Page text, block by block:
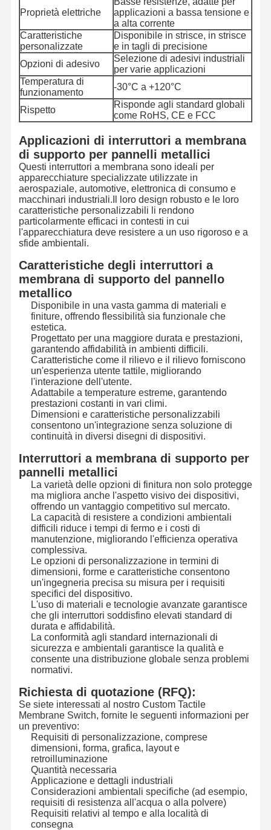
Casa. Prodotti Video Su Di Noi
Visita Alla
Fabbrica
Controllo
Della Qualità
Contattaci Notizie
Chiedi Un
Preventivo
Commutatore di membrana su ordinazione
Commutatore di membrana industriale
Commutatore di membrana flessibile
Commutatore di membrana del PWB
Commutatore di membrana di FPC
Commutatore di membrana della lampadina
Commutatore di membrana della tastiera
Commutatore del pannello della membrana
Sovrapposizioni grafiche
Circuiti in PET
Assemblaggio a cupola di metallo
Lenti PMMA
Proprietà elettriche
applicazioni a bassa tensione e
a alta corrente
Caratteristiche
personalizzate
Disponibile in strisce, in strisce
e in tagli di precisione
Opzioni di adesivo
Selezione di adesivi industriali
per varie applicazioni
Temperatura di
funzionamento
-30°C a +120°C
Rispetto
Risponde agli standard globali
come RoHS, CE e FCC
Applicazioni di interruttori a membrana
di supporto per pannelli metallici
Questi interruttori a membrana sono ideali per
apparecchiature specializzate utilizzate in
aerospaziale, automotive, elettronica di consumo e
macchinari industriali.Il loro design robusto e le loro
caratteristiche personalizzabili li rendono
particolarmente efficaci in contesti in cui
l'apparecchiatura deve resistere a un uso rigoroso e a
sfide ambientali.
Caratteristiche degli interruttori a
membrana di supporto del pannello
metallico
Disponibile in una vasta gamma di materiali e
finiture, offrendo flessibilità sia funzionale che
estetica.
Progettato per una maggiore durata e prestazioni,
garantendo affidabilità in ambienti difficili.
Caratteristiche come il rilievo e il rilievo forniscono
un'esperienza utente tattile, migliorando
l'interazione dell'utente.
Adattabile a temperature estreme, garantendo
prestazioni costanti in vari climi.
Dimensioni e caratteristiche personalizzabili
consentono un'integrazione senza soluzione di
continuità in diversi disegni di dispositivi.
Interruttori a membrana di supporto per
pannelli metallici
La varietà delle opzioni di finitura non solo protegge
ma migliora anche l'aspetto visivo dei dispositivi,
offrendo un vantaggio competitivo sul mercato.
La capacità di resistere a condizioni ambientali
difficili riduce i tempi di fermo e i costi di
manutenzione, migliorando l'efficienza operativa
complessiva.
Le opzioni di personalizzazione in termini di
dimensioni, forme e caratteristiche consentono
un'ingegneria precisa su misura per i requisiti
specifici del dispositivo.
L'uso di materiali e tecnologie avanzate garantisce
che gli interruttori soddisfino elevati standard di
durata e affidabilità.
La conformità agli standard internazionali di
sicurezza e ambientali garantisce la qualità e
consente una distribuzione globale senza problemi
normativi.
Richiesta di quotazione (RFQ):
Se siete interessati al nostro Custom Tactile
Membrane Switch, fornite le seguenti informazioni per
un preventivo:
Requisiti di personalizzazione, comprese
dimensioni, forma, grafica, layout e
retroilluminazione
Quantità necessaria
Applicazione e dettagli industriali
Considerazioni ambientali specifiche (ad esempio,
requisiti di resistenza all'acqua o alla polvere)
Requisiti relativi al tempo e alla località di
consegna